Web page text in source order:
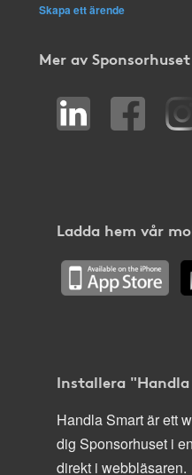
Skapa ett ärende
Mer av Sponsorhuset
Ladda hem vår
Installera
Handla Smart är ett
dig Sponsorhuset i
direkt i webbläsaren.